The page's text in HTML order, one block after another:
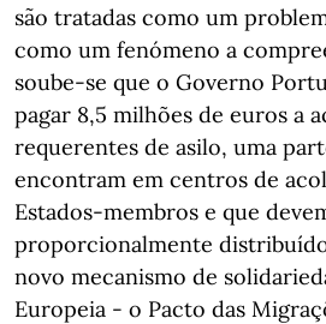
são tratadas como um
como um fenómeno a
soube-se que o Governo
pagar 8,5 milhões de euros a
requerentes de asilo, uma
encontram em centros de
Estados-membros e que
proporcionalmente
novo mecanismo de
Europeia - o Pacto das